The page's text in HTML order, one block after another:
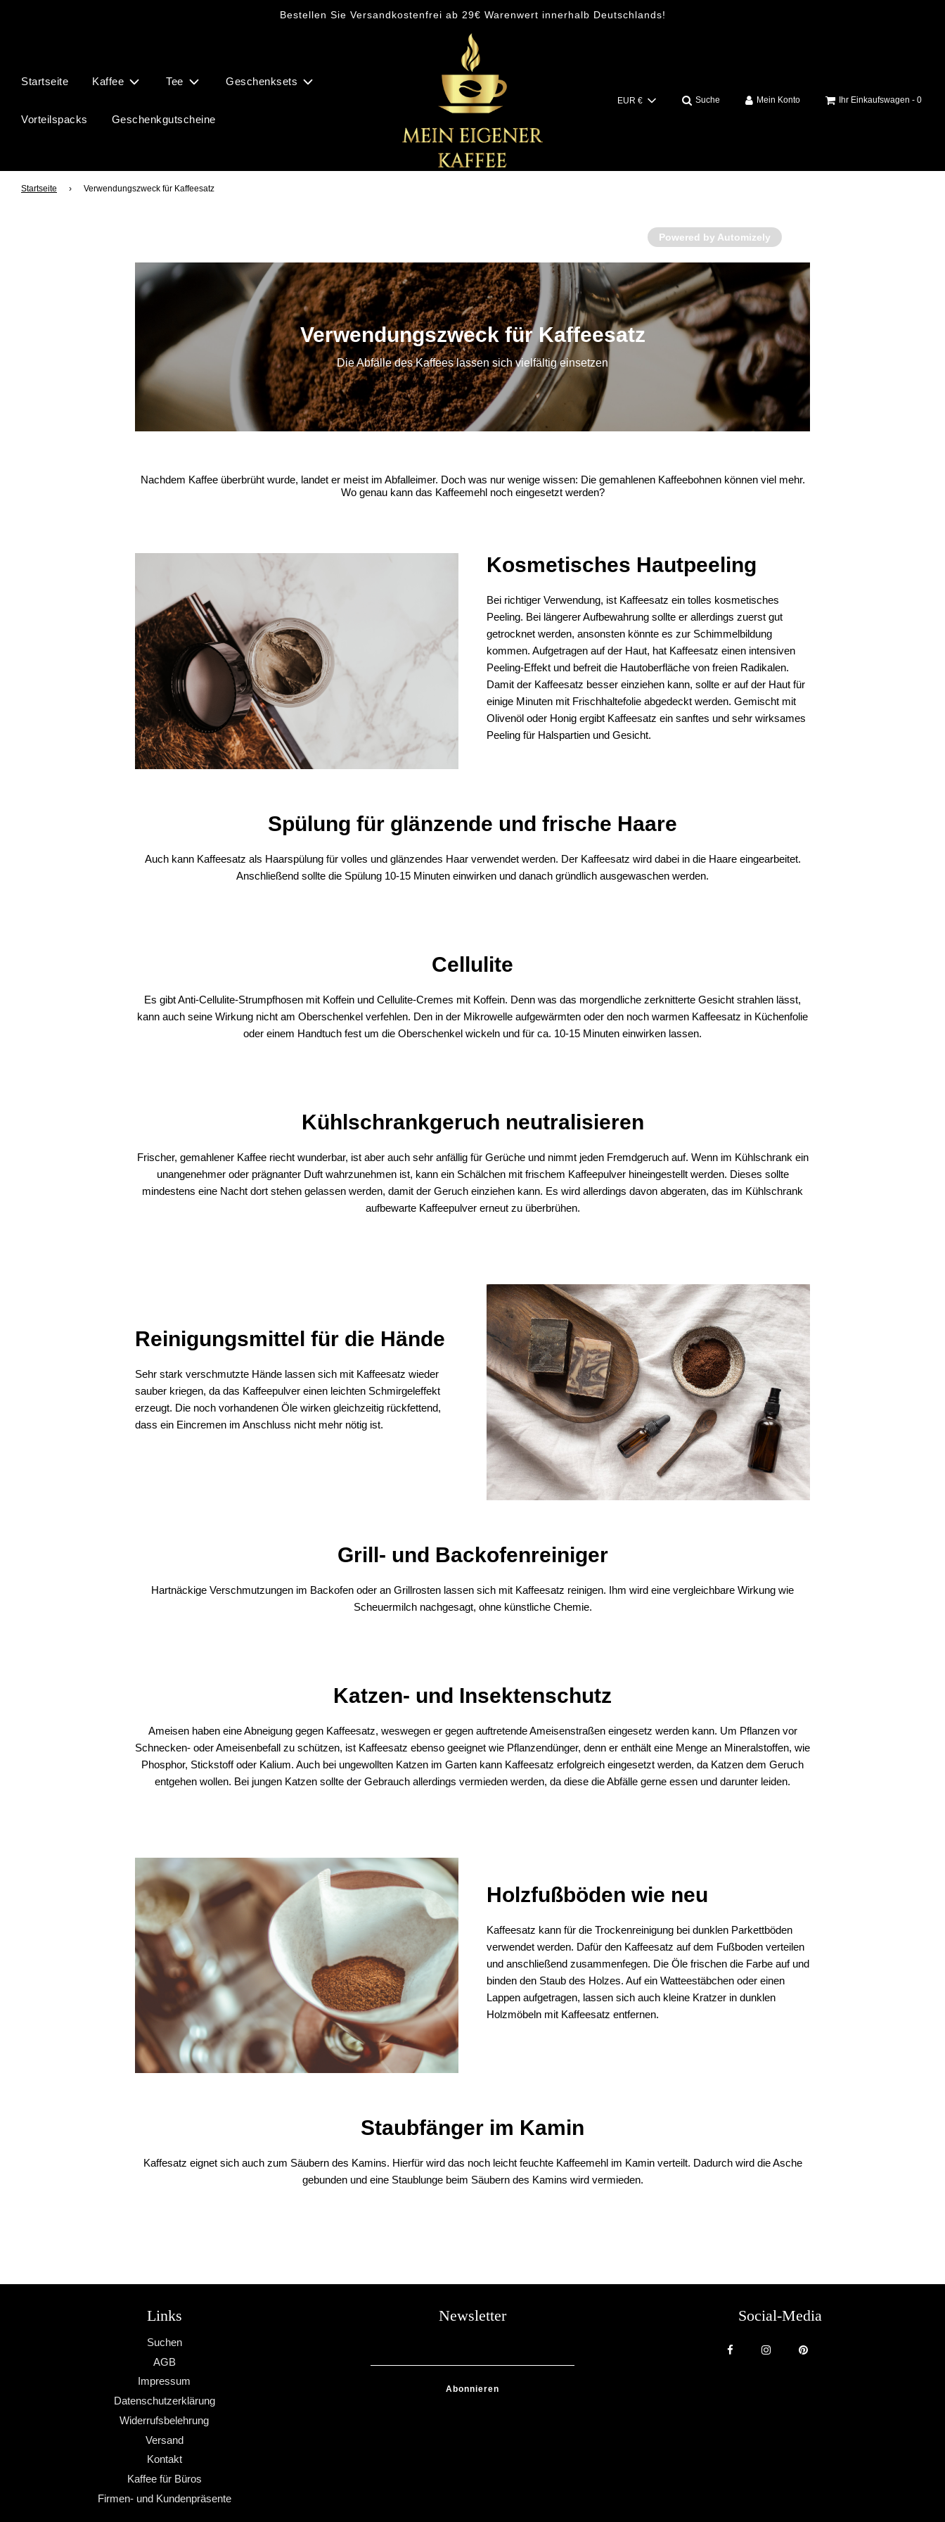
Bestellen Sie Versandkostenfrei ab 29€ Warenwert innerhalb Deutschlands!
Startseite Kaffee Tee Geschenksets
Vorteilspacks Geschenkgutscheine
EUR € Suche Mein Konto Ihr Einkaufswagen - 0
Startseite › Verwendungszweck für Kaffeesatz
Powered by Automizely
Verwendungszweck für Kaffeesatz
Die Abfälle des Kaffees lassen sich vielfältig einsetzen
Nachdem Kaffee überbrüht wurde, landet er meist im Abfalleimer. Doch was nur wenige wissen: Die gemahlenen Kaffeebohnen können viel mehr.
Wo genau kann das Kaffeemehl noch eingesetzt werden?
Kosmetisches Hautpeeling
Bei richtiger Verwendung, ist Kaffeesatz ein tolles kosmetisches
Peeling. Bei längerer Aufbewahrung sollte er allerdings zuerst gut
getrocknet werden, ansonsten könnte es zur Schimmelbildung
kommen. Aufgetragen auf der Haut, hat Kaffeesatz einen intensiven
Peeling-Effekt und befreit die Hautoberfläche von freien Radikalen.
Damit der Kaffeesatz besser einziehen kann, sollte er auf der Haut für
einige Minuten mit Frischhaltefolie abgedeckt werden. Gemischt mit
Olivenöl oder Honig ergibt Kaffeesatz ein sanftes und sehr wirksames
Peeling für Halspartien und Gesicht.
Spülung für glänzende und frische Haare
Auch kann Kaffeesatz als Haarspülung für volles und glänzendes Haar verwendet werden. Der Kaffeesatz wird dabei in die Haare eingearbeitet.
Anschließend sollte die Spülung 10-15 Minuten einwirken und danach gründlich ausgewaschen werden.
Cellulite
Es gibt Anti-Cellulite-Strumpfhosen mit Koffein und Cellulite-Cremes mit Koffein. Denn was das morgendliche zerknitterte Gesicht strahlen lässt,
kann auch seine Wirkung nicht am Oberschenkel verfehlen. Den in der Mikrowelle aufgewärmten oder den noch warmen Kaffeesatz in Küchenfolie
oder einem Handtuch fest um die Oberschenkel wickeln und für ca. 10-15 Minuten einwirken lassen.
Kühlschrankgeruch neutralisieren
Frischer, gemahlener Kaffee riecht wunderbar, ist aber auch sehr anfällig für Gerüche und nimmt jeden Fremdgeruch auf. Wenn im Kühlschrank ein
unangenehmer oder prägnanter Duft wahrzunehmen ist, kann ein Schälchen mit frischem Kaffeepulver hineingestellt werden. Dieses sollte
mindestens eine Nacht dort stehen gelassen werden, damit der Geruch einziehen kann. Es wird allerdings davon abgeraten, das im Kühlschrank
aufbewarte Kaffeepulver erneut zu überbrühen.
Reinigungsmittel für die Hände
Sehr stark verschmutzte Hände lassen sich mit Kaffeesatz wieder
sauber kriegen, da das Kaffeepulver einen leichten Schmirgeleffekt
erzeugt. Die noch vorhandenen Öle wirken gleichzeitig rückfettend,
dass ein Eincremen im Anschluss nicht mehr nötig ist.
Grill- und Backofenreiniger
Hartnäckige Verschmutzungen im Backofen oder an Grillrosten lassen sich mit Kaffeesatz reinigen. Ihm wird eine vergleichbare Wirkung wie
Scheuermilch nachgesagt, ohne künstliche Chemie.
Katzen- und Insektenschutz
Ameisen haben eine Abneigung gegen Kaffeesatz, weswegen er gegen auftretende Ameisenstraßen eingesetz werden kann. Um Pflanzen vor
Schnecken- oder Ameisenbefall zu schützen, ist Kaffeesatz ebenso geeignet wie Pflanzendünger, denn er enthält eine Menge an Mineralstoffen, wie
Phosphor, Stickstoff oder Kalium. Auch bei ungewollten Katzen im Garten kann Kaffeesatz erfolgreich eingesetzt werden, da Katzen dem Geruch
entgehen wollen. Bei jungen Katzen sollte der Gebrauch allerdings vermieden werden, da diese die Abfälle gerne essen und darunter leiden.
Holzfußböden wie neu
Kaffeesatz kann für die Trockenreinigung bei dunklen Parkettböden
verwendet werden. Dafür den Kaffeesatz auf dem Fußboden verteilen
und anschließend zusammenfegen. Die Öle frischen die Farbe auf und
binden den Staub des Holzes. Auf ein Watteestäbchen oder einen
Lappen aufgetragen, lassen sich auch kleine Kratzer in dunklen
Holzmöbeln mit Kaffeesatz entfernen.
Staubfänger im Kamin
Kaffesatz eignet sich auch zum Säubern des Kamins. Hierfür wird das noch leicht feuchte Kaffeemehl im Kamin verteilt. Dadurch wird die Asche
gebunden und eine Staublunge beim Säubern des Kamins wird vermieden.
Links
Suchen
AGB
Impressum
Datenschutzerklärung
Widerrufsbelehrung
Versand
Kontakt
Kaffee für Büros
Firmen- und Kundenpräsente
Newsletter Social-Media